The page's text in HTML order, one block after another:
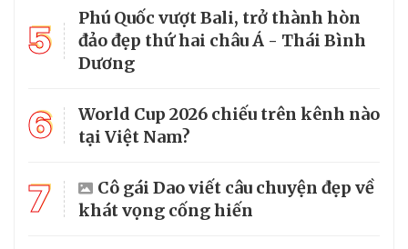
5
Phú Quốc vượt Bali, trở thành hòn
đảo đẹp thứ hai châu Á - Thái Bình
Dương
6
World Cup 2026 chiếu trên kênh nào
tại Việt Nam?
7
Cô gái Dao viết câu chuyện đẹp về
khát vọng cống hiến